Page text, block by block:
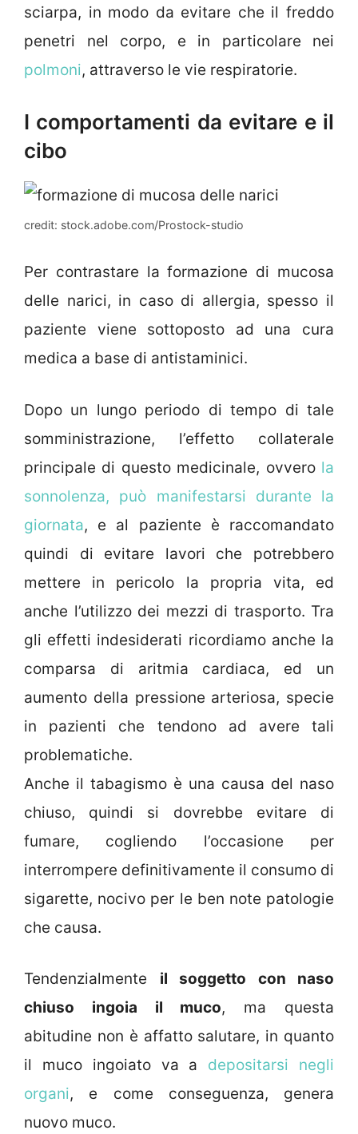
sciarpa, in modo da evitare che il freddo
penetri nel corpo, e in particolare nei
polmoni, attraverso le vie respiratorie.
I comportamenti da evitare e il
cibo
credit: stock.adobe.com/Prostock-studio
Per contrastare la formazione di mucosa
delle narici, in caso di allergia, spesso il
paziente viene sottoposto ad una cura
medica a base di antistaminici.
Dopo un lungo periodo di tempo di tale
somministrazione, l’effetto collaterale
principale di questo medicinale, ovvero la
sonnolenza, può manifestarsi durante la
giornata, e al paziente è raccomandato
quindi di evitare lavori che potrebbero
mettere in pericolo la propria vita, ed
anche l’utilizzo dei mezzi di trasporto. Tra
gli effetti indesiderati ricordiamo anche la
comparsa di aritmia cardiaca, ed un
aumento della pressione arteriosa, specie
in pazienti che tendono ad avere tali
problematiche.
Anche il tabagismo è una causa del naso
chiuso, quindi si dovrebbe evitare di
fumare, cogliendo l’occasione per
interrompere definitivamente il consumo di
sigarette, nocivo per le ben note patologie
che causa.
Tendenzialmente il soggetto con naso
chiuso ingoia il muco, ma questa
abitudine non è affatto salutare, in quanto
il muco ingoiato va a depositarsi negli
organi, e come conseguenza, genera
nuovo muco.